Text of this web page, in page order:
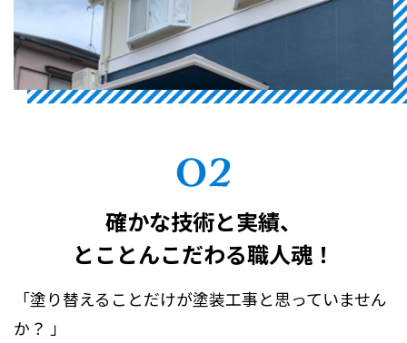
確かな技術と実績、
とことんこだわる職人魂！
「塗り替えることだけが塗装工事と思っていません
か？ 」